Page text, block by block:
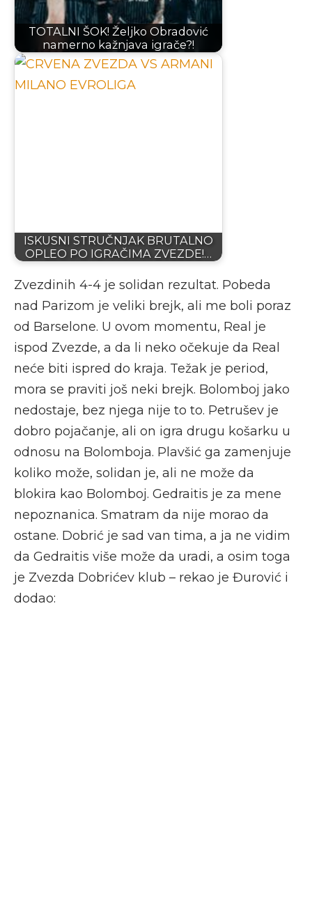
TOTALNI ŠOK! Željko Obradović
namerno kažnjava igrače?!
ISKUSNI STRUČNJAK BRUTALNO
OPLEO PO IGRAČIMA ZVEZDE!…
Zvezdinih 4-4 je solidan rezultat. Pobeda
nad Parizom je veliki brejk, ali me boli poraz
od Barselone. U ovom momentu, Real je
ispod Zvezde, a da li neko očekuje da Real
neće biti ispred do kraja. Težak je period,
mora se praviti još neki brejk. Bolomboj jako
nedostaje, bez njega nije to to. Petrušev je
dobro pojačanje, ali on igra drugu košarku u
odnosu na Bolomboja. Plavšić ga zamenjuje
koliko može, solidan je, ali ne može da
blokira kao Bolomboj. Gedraitis je za mene
nepoznanica. Smatram da nije morao da
ostane. Dobrić je sad van tima, a ja ne vidim
da Gedraitis više može da uradi, a osim toga
je Zvezda Dobrićev klub – rekao je Đurović i
dodao: